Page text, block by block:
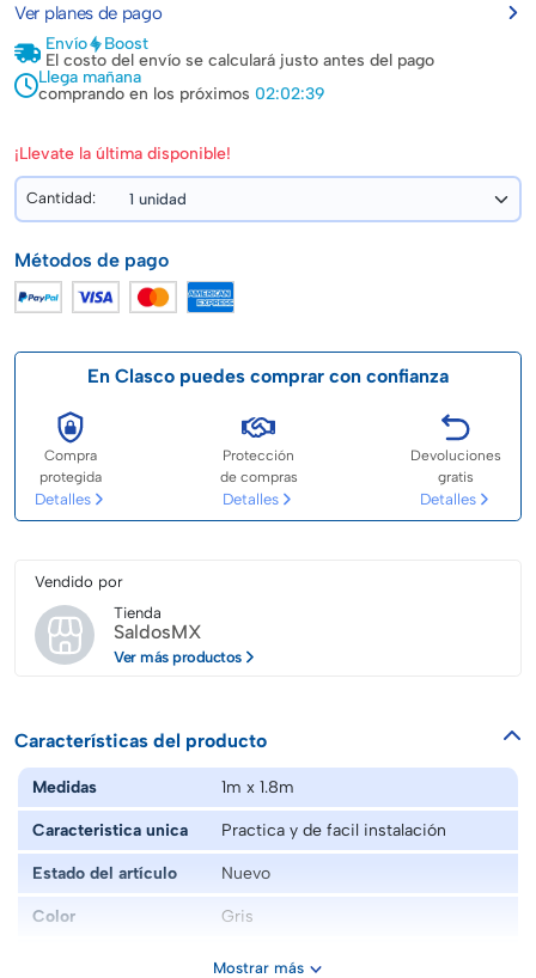
Ver planes de pago
Envío
Boost
El costo del envío se calculará justo antes del pago
Llega mañana
comprando en los próximos 02:02:38
¡Llevate la última disponible!
Cantidad:
Métodos de pago
En Clasco puedes comprar con confianza
Compra
protegida
Detalles
Protección
de compras
Detalles
Devoluciones
gratis
Detalles
Vendido por
Tienda
SaldosMX
Ver más productos
Características del producto
Medidas 1m x 1.8m
Caracteristica unica Practica y de facil instalación
Estado del artículo Nuevo
Color Gris
Otro
Mostrar más